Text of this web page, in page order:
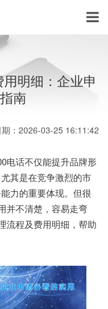
明细：企业申
南
：2026-03-25 16:11:42
话不仅能提升品牌形
其是在竞争激烈的市
力的重要体现。但很
并不清楚，容易走弯
流程及费用明细，帮助